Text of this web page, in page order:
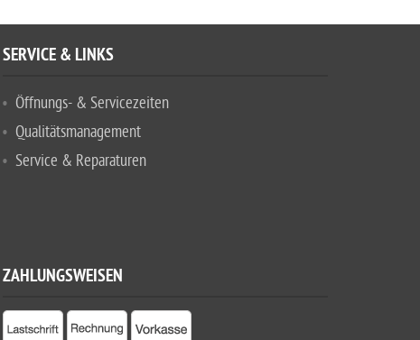
SERVICE & LINKS
Öffnungs- & Servicezeiten
Qualitätsmanagement
Service & Reparaturen
ZAHLUNGSWEISEN